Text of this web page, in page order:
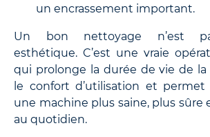
un encrassement important.
Un bon nettoyage n’est
esthétique. C’est une vraie
qui prolonge la durée de vie de la
le confort d’utilisation et
une machine plus saine, plus sûre
au quotidien.